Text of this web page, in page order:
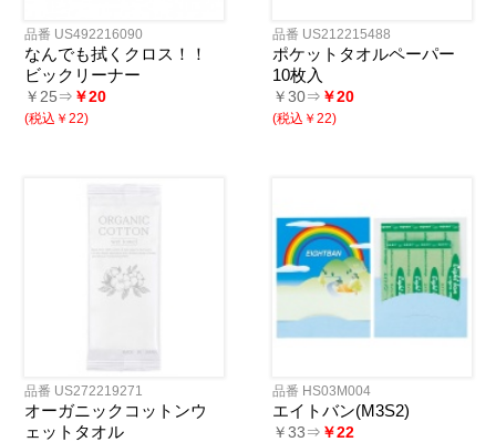
品番 US492216090
なんでも拭くクロス！！
ビックリーナー
￥25⇒ ￥20
(税込￥22)
品番 US212215488
ポケットタオルペーパー
10枚入
￥30⇒ ￥20
(税込￥22)
品番 US272219271
オーガニックコットンウ
ェットタオル
品番 HS03M004
エイトバン(M3S2)
￥33⇒ ￥22